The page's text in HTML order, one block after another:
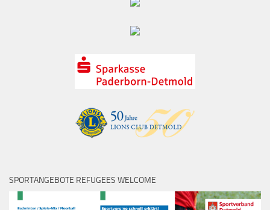
SPORTANGEBOTE REFUGEES WELCOME